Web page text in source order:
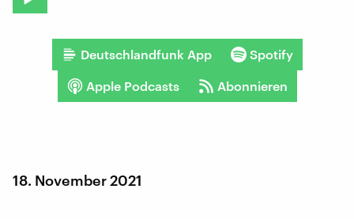
Deutschlandfunk App Spotify
Apple Podcasts Abonnieren
18. November 2021